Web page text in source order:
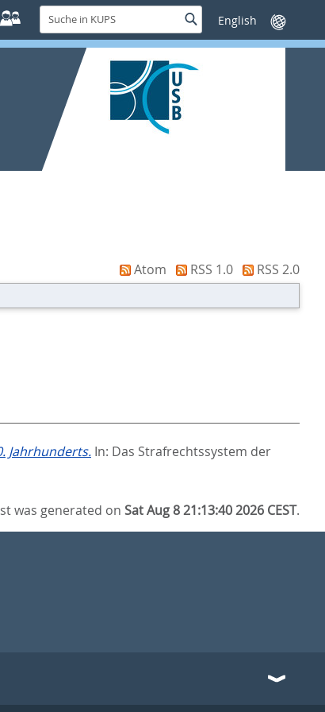
Suche
in
KUPS
SucheSprache
wechseln
Atom RSS 1.0
RSS 2.0
Jahrhunderts. In: Das Strafrechtssystem der
was generated onSat Aug 8 21:13:40 2026 CEST.